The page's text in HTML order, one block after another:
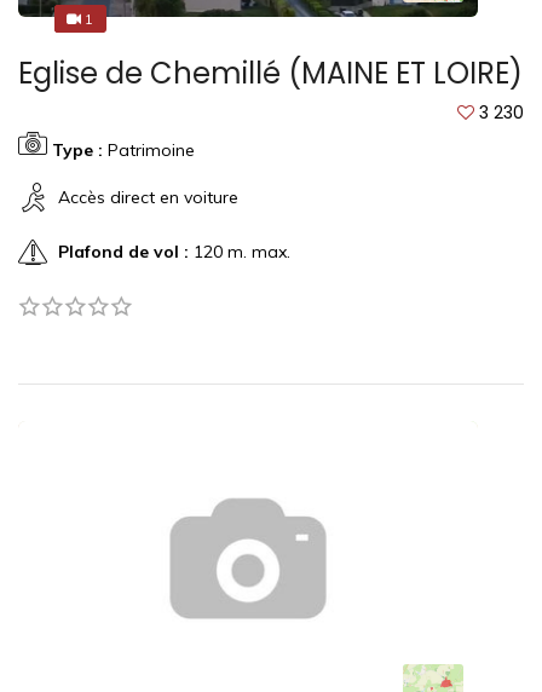
11
Eglise de Chemillé (MAINE ET LOIRE)
3 230
Type : Patrimoine
Accès direct en voiture
Plafond de vol : 120 m. max.